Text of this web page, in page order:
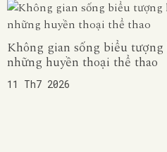
Không gian sống biểu
những huyền thoại thể thao
11 Th7 2026